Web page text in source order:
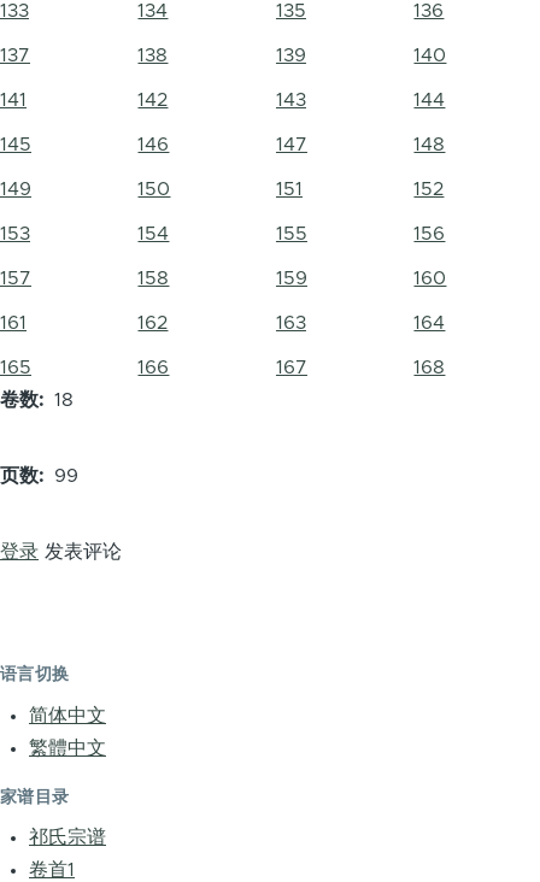
133 134 135 136
137 138 139 140
141 142 143 144
145 146 147 148
149 150 151 152
153 154 155 156
157 158 159 160
161 162 163 164
165 166 167
168
卷数
18
页数 99
登录 发表评论
语言切换
简体中文
繁體中文
家谱目录
祁氏宗谱
卷首1